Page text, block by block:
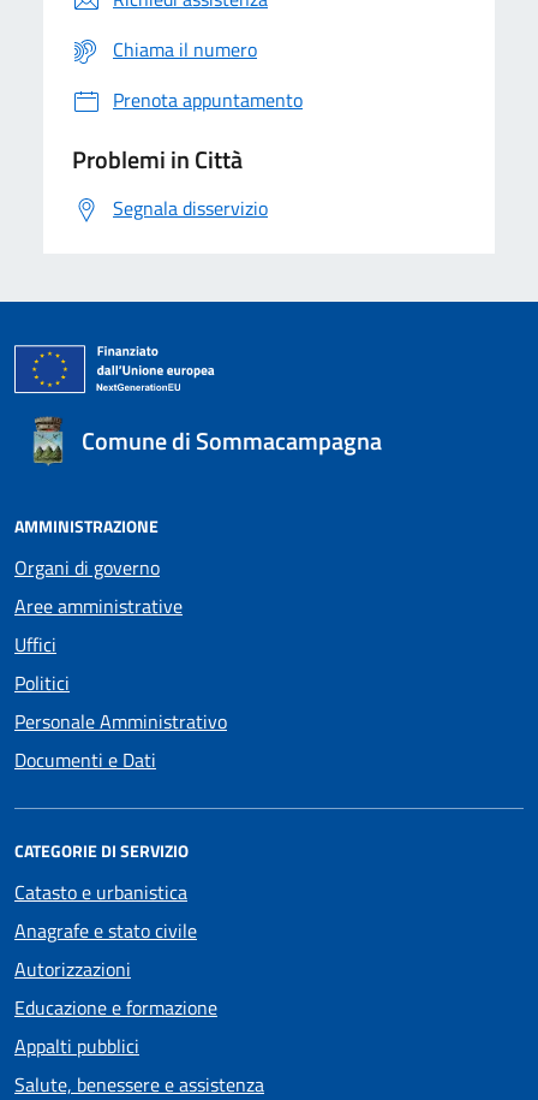
Chiama il numero
Prenota appuntamento
Problemi in Città
Segnala disservizio
Comune di Sommacampagna
AMMINISTRAZIONE
Organi di governo
Aree amministrative
Uffici
Politici
Personale Amministrativo
Documenti e Dati
CATEGORIE DI SERVIZIO
Catasto e urbanistica
Anagrafe e stato civile
Autorizzazioni
Educazione e formazione
Appalti pubblici
Salute, benessere e assistenza